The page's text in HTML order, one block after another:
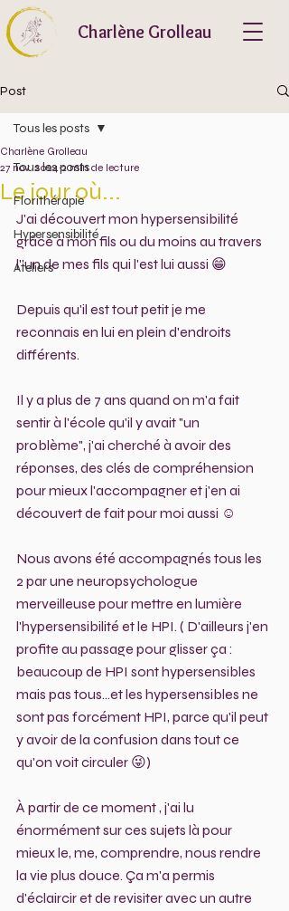
Charlène Grolleau
Post
Tous les posts
Florithérapie
Hypersensibilité
Ateliers
Tous les posts
Le jour où...
Charlène Grolleau
27 nov. 2024 2 min de lecture
J'ai découvert mon hypersensibilité
grâce à mon fils ou du moins au travers
l''un de mes fils qui l'est lui aussi 😁
Depuis qu'il est tout petit je me
reconnais en lui en plein d'endroits
différents.
Il y a plus de 7 ans quand on m'a fait
sentir à l'école qu'il y avait "un
problème", j'ai cherché à avoir des
réponses, des clés de compréhension
pour mieux l'accompagner et j'en ai
découvert de fait pour moi aussi ☺️
Nous avons été accompagnés tous les
2 par une neuropsychologue
merveilleuse pour mettre en lumière
l'hypersensibilité et le HPI. ( D'ailleurs j'en
profite au passage pour glisser ça :
beaucoup de HPI sont hypersensibles
mais pas tous...et les hypersensibles ne
sont pas forcément HPI, parce qu'il peut
y avoir de la confusion dans tout ce
qu'on voit circuler 😜)
À partir de ce moment , j'ai lu
énormément sur ces sujets là pour
mieux le, me, comprendre, nous rendre
la vie plus douce. Ça m'a permis
d'éclaircir et de revisiter avec un autre